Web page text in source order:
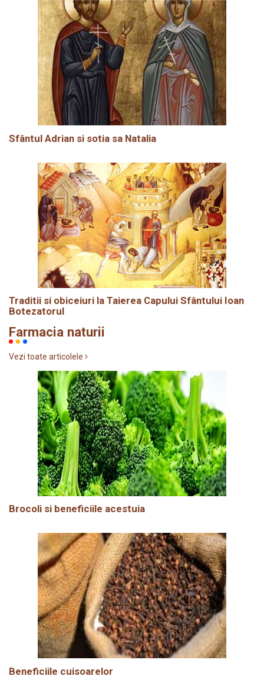
Sfântul Adrian si sotia sa Natalia
Traditii si obiceiuri la Taierea Capului Sfântului Ioan
Botezatorul
Farmacia naturii
Vezi toate articolele
Brocoli si beneficiile acestuia
Beneficiile cuisoarelor